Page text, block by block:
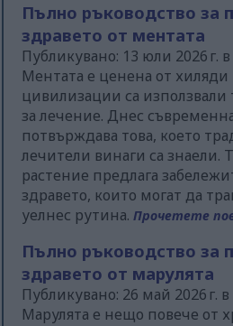
Пълно ръководство за
здравето от ментата
Публикувано: 13 юли 2026 г. в
Ментата е ценена от
цивилизации са
за лечение. Днес
потвърждава това, което
лечители винаги са знаели.
растение предлага
здравето, които могат да
уелнес рутина.Прочетете
Пълно ръководство за
здравето от марулята
Публикувано: 26 май 2026 г. в
Марулята е нещо повече от